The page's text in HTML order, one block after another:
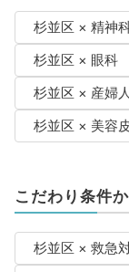
杉並区 × 精神
杉並区 × 眼科
杉並区 × 産婦
杉並区 × 美容
こだわり条件
杉並区 × 救急